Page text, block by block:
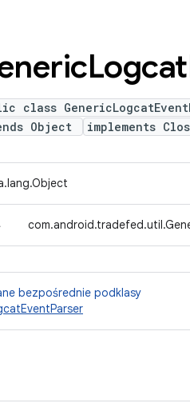
Logcat
class
Object
implements
bezpośrednie podklasy